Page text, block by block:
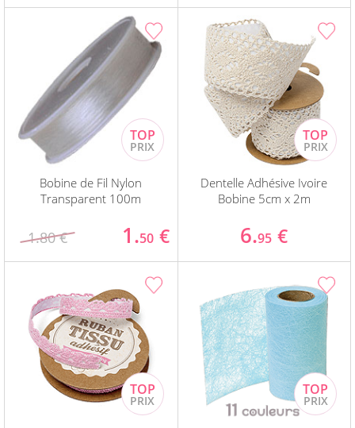
Bobine de Fil Nylon
Transparent 100m
1.80 € 1.50 €
Dentelle Adhésive Ivoire
Bobine 5cm x 2m
6.95 €